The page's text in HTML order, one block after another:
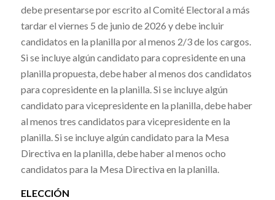
debe presentarse por escrito al Comité Electoral a más
tardar el viernes 5 de junio de 2026 y debe incluir
candidatos en la planilla por al menos 2/3 de los cargos.
Si se incluye algún candidato para copresidente en una
planilla propuesta, debe haber al menos dos candidatos
para copresidente en la planilla. Si se incluye algún
candidato para vicepresidente en la planilla, debe haber
al menos tres candidatos para vicepresidente en la
planilla. Si se incluye algún candidato para la Mesa
Directiva en la planilla, debe haber al menos ocho
candidatos para la Mesa Directiva en la planilla.
ELECCIÓN